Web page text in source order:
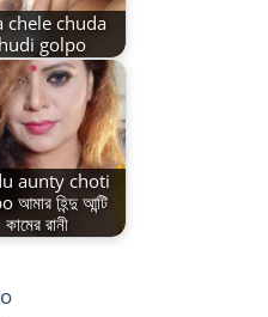
chele chuda
golpo
aunty choti
আমার হিন্দু আন্টি
কামের রানী